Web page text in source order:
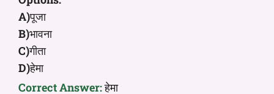
A)पूजा
B)भावना
C)गीता
D)हेमा
Correct Answer:हेमा